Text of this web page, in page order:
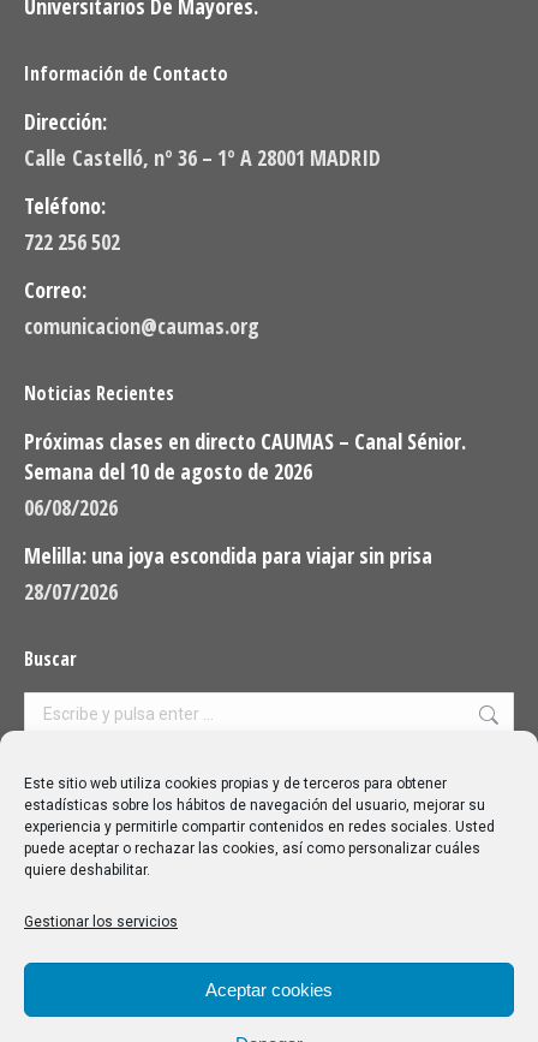
Este sitio web utiliza cookies propias y de terceros para obtener
estadísticas sobre los hábitos de navegación del usuario, mejorar su
experiencia y permitirle compartir contenidos en redes sociales. Usted
puede aceptar o rechazar las cookies, así como personalizar cuáles
quiere deshabilitar.
Gestionar los servicios
Aceptar cookies
Universitarios De Mayores.
Información de Contacto
Dirección:
Calle Castelló, nº 36 – 1º A 28001 MADRID
Teléfono:
722 256 502
Correo:
comunicacion@caumas.org
Noticias Recientes
Próximas clases en directo CAUMAS – Canal Sénior.
Semana del 10 de agosto de 2026
06/08/2026
Melilla: una joya escondida para viajar sin prisa
28/07/2026
Buscar
Buscar:
Aviso Legal|Política de privacidad|Política de cookies